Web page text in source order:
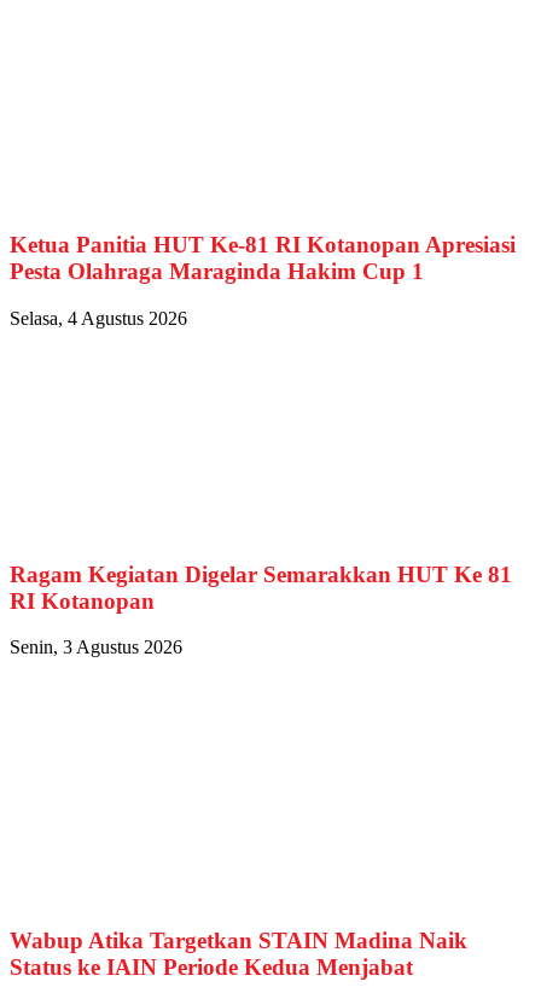
Ketua Panitia HUT Ke-81 RI Kotanopan Apresiasi
Pesta Olahraga Maraginda Hakim Cup 1
Selasa, 4 Agustus 2026
Ragam Kegiatan Digelar Semarakkan HUT Ke 81
RI Kotanopan
Senin, 3 Agustus 2026
Wabup Atika Targetkan STAIN Madina Naik
Status ke IAIN Periode Kedua Menjabat